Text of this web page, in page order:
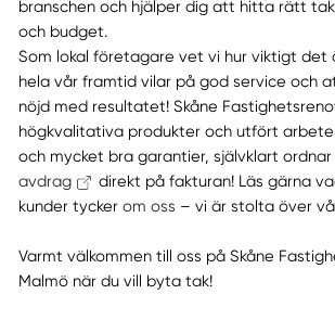
branschen och hjälper dig att hitta rätt
och budget.
Som lokal företagare vet vi hur viktigt det
hela vår framtid vilar på god service och
nöjd med resultatet! Skåne
högkvalitativa produkter och utfört
och mycket bra garantier, självklart
avdrag
direkt på fakturan! Läs gärna
kunder tycker om oss – vi är stolta över
Varmt välkommen till oss på Skåne
Malmö när du vill byta tak!